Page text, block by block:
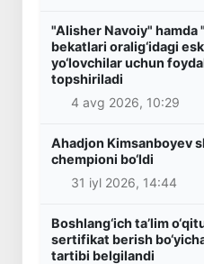
"Alisher Navoiy" hamda
bekatlari oralig‘idagi
yo‘lovchilar uchun
topshiriladi
4 avg 2026, 10:29
Ahadjon Kimsanboyev
chempioni bo‘ldi
31 iyl 2026, 14:44
Boshlang‘ich ta’lim
sertifikat berish
tartibi belgilandi